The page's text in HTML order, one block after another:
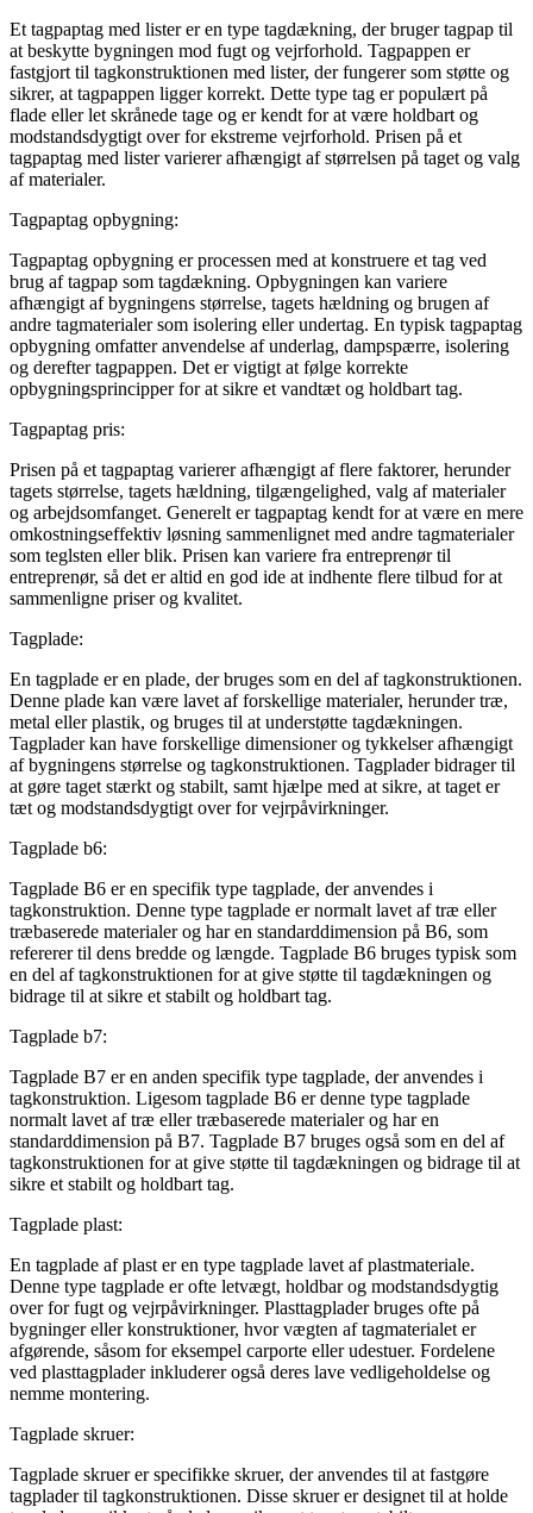
Et tagpaptag med lister er en type tagdækning, der bruger tagpap til
at beskytte bygningen mod fugt og vejrforhold. Tagpappen er
fastgjort til tagkonstruktionen med lister, der fungerer som støtte og
sikrer, at tagpappen ligger korrekt. Dette type tag er populært på
flade eller let skrånede tage og er kendt for at være holdbart og
modstandsdygtigt over for ekstreme vejrforhold. Prisen på et
tagpaptag med lister varierer afhængigt af størrelsen på taget og valg
af materialer.
Tagpaptag opbygning:
Tagpaptag opbygning er processen med at konstruere et tag ved
brug af tagpap som tagdækning. Opbygningen kan variere
afhængigt af bygningens størrelse, tagets hældning og brugen af
andre tagmaterialer som isolering eller undertag. En typisk tagpaptag
opbygning omfatter anvendelse af underlag, dampspærre, isolering
og derefter tagpappen. Det er vigtigt at følge korrekte
opbygningsprincipper for at sikre et vandtæt og holdbart tag.
Tagpaptag pris:
Prisen på et tagpaptag varierer afhængigt af flere faktorer, herunder
tagets størrelse, tagets hældning, tilgængelighed, valg af materialer
og arbejdsomfanget. Generelt er tagpaptag kendt for at være en mere
omkostningseffektiv løsning sammenlignet med andre tagmaterialer
som teglsten eller blik. Prisen kan variere fra entreprenør til
entreprenør, så det er altid en god ide at indhente flere tilbud for at
sammenligne priser og kvalitet.
Tagplade:
En tagplade er en plade, der bruges som en del af tagkonstruktionen.
Denne plade kan være lavet af forskellige materialer, herunder træ,
metal eller plastik, og bruges til at understøtte tagdækningen.
Tagplader kan have forskellige dimensioner og tykkelser afhængigt
af bygningens størrelse og tagkonstruktionen. Tagplader bidrager til
at gøre taget stærkt og stabilt, samt hjælpe med at sikre, at taget er
tæt og modstandsdygtigt over for vejrpåvirkninger.
Tagplade b6:
Tagplade B6 er en specifik type tagplade, der anvendes i
tagkonstruktion. Denne type tagplade er normalt lavet af træ eller
træbaserede materialer og har en standarddimension på B6, som
refererer til dens bredde og længde. Tagplade B6 bruges typisk som
en del af tagkonstruktionen for at give støtte til tagdækningen og
bidrage til at sikre et stabilt og holdbart tag.
Tagplade b7:
Tagplade B7 er en anden specifik type tagplade, der anvendes i
tagkonstruktion. Ligesom tagplade B6 er denne type tagplade
normalt lavet af træ eller træbaserede materialer og har en
standarddimension på B7. Tagplade B7 bruges også som en del af
tagkonstruktionen for at give støtte til tagdækningen og bidrage til at
sikre et stabilt og holdbart tag.
Tagplade plast:
En tagplade af plast er en type tagplade lavet af plastmateriale.
Denne type tagplade er ofte letvægt, holdbar og modstandsdygtig
over for fugt og vejrpåvirkninger. Plasttagplader bruges ofte på
bygninger eller konstruktioner, hvor vægten af tagmaterialet er
afgørende, såsom for eksempel carporte eller udestuer. Fordelene
ved plasttagplader inkluderer også deres lave vedligeholdelse og
nemme montering.
Tagplade skruer:
Tagplade skruer er specifikke skruer, der anvendes til at fastgøre
tagplader til tagkonstruktionen. Disse skruer er designet til at holde